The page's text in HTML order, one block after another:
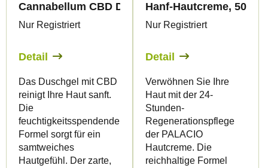
Cannabellum CBD Duschgel, 200 ml - Palacio
Nur Registriert
Detail
Das Duschgel mit CBD
reinigt Ihre Haut sanft.
Die
feuchtigkeitsspendende
Formel sorgt für ein
samtweiches
Hautgefühl. Der zarte,
Hanf-Hautcreme, 50 ml
Nur Registriert
Detail
Verwöhnen Sie Ihre
Haut mit der 24-
Stunden-
Regenerationspflege
der PALACIO
Hautcreme. Die
reichhaltige Formel